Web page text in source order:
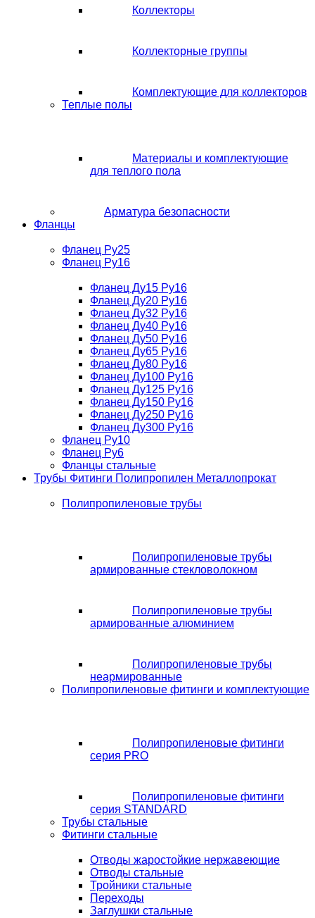
Коллекторы
Коллекторные группы
Комплектующие для коллекторов
Теплые полы
Материалы и комплектующие
для теплого пола
Арматура безопасности
Фланцы
Фланец Ру25
Фланец Ру16
Фланец Ду15 Ру16
Фланец Ду20 Ру16
Фланец Ду32 Ру16
Фланец Ду40 Ру16
Фланец Ду50 Ру16
Фланец Ду65 Ру16
Фланец Ду80 Ру16
Фланец Ду100 Ру16
Фланец Ду125 Ру16
Фланец Ду150 Ру16
Фланец Ду250 Ру16
Фланец Ду300 Ру16
Фланец Ру10
Фланец Ру6
Фланцы стальные
Трубы Фитинги Полипропилен Металлопрокат
Полипропиленовые трубы
Полипропиленовые трубы
армированные стекловолокном
Полипропиленовые трубы
армированные алюминием
Полипропиленовые трубы
неармированные
Полипропиленовые фитинги и комплектующие
Полипропиленовые фитинги
серия PRO
Полипропиленовые фитинги
серия STANDARD
Трубы стальные
Фитинги стальные
Отводы жаростойкие нержавеющие
Отводы стальные
Тройники стальные
Переходы
Заглушки стальные